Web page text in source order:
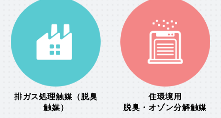
排ガス処理触媒（脱臭
触媒）
住環境用
脱臭・オゾン分解触媒